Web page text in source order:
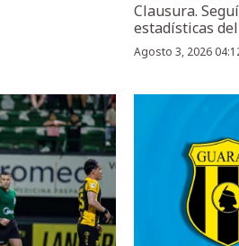
Clausura.
estadísticas
Agosto 3, 2026